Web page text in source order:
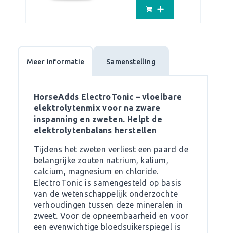
Meer informatie Samenstelling
HorseAdds ElectroTonic – vloeibare
elektrolytenmix voor na zware
inspanning en zweten. Helpt de
elektrolytenbalans herstellen
Tijdens het zweten verliest een paard de
belangrijke zouten natrium, kalium,
calcium, magnesium en chloride.
ElectroTonic is samengesteld op basis
van de wetenschappelijk onderzochte
verhoudingen tussen deze mineralen in
zweet. Voor de opneembaarheid en voor
een evenwichtige bloedsuikerspiegel is